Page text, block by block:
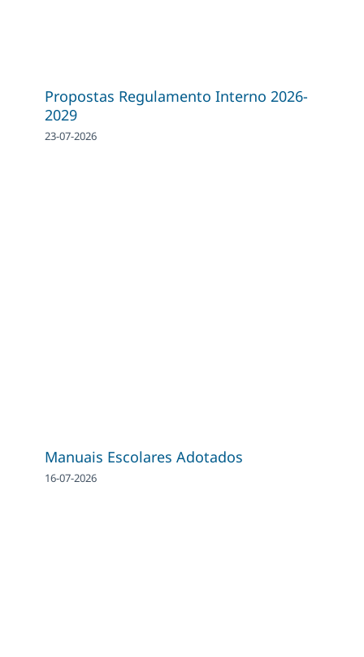
Propostas Regulamento Interno 2026-
2029
23-07-2026
Manuais Escolares Adotados
16-07-2026